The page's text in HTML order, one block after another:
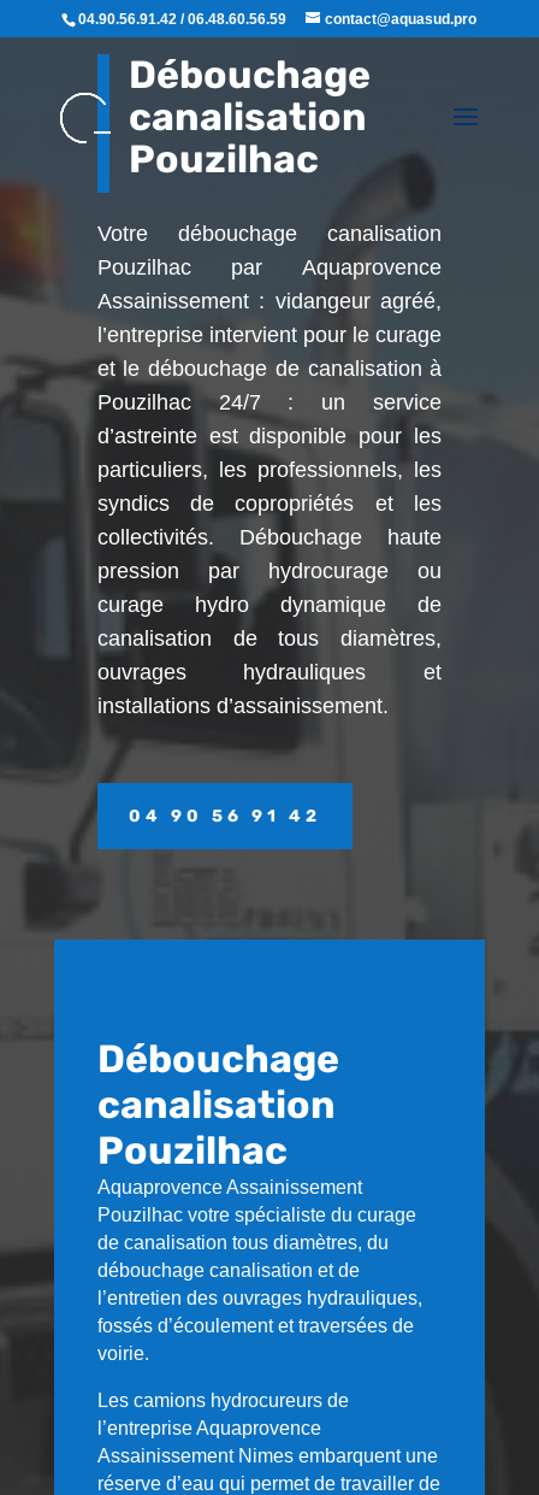
04.90.56.91.42 / 06.48.60.56.59 contact@aquasud.pro
Débouchage
canalisation
Pouzilhac
Votre débouchage canalisation
Pouzilhac par Aquaprovence
Assainissement : vidangeur agréé,
l’entreprise intervient pour le curage
et le débouchage de canalisation à
Pouzilhac24/7 : un service
d’astreinte est disponible pour les
particuliers, les professionnels, les
syndics de copropriétés et les
collectivités. Débouchage haute
pression par hydrocurage ou
curage hydro dynamique de
canalisation de tous diamètres,
ouvrages hydrauliques et
installations d’assainissement.
04 90 56 91 42
Débouchage
canalisation
Pouzilhac
Aquaprovence Assainissement
Pouzilhacvotre spécialiste du curage
de canalisation tous diamètres, du
débouchage canalisation et de
l’entretien des ouvrages hydrauliques,
fossés d’écoulement et traversées de
voirie.
Les camions hydrocureurs de
l’entreprise Aquaprovence
Assainissement Nimes embarquent une
réserve d’eau qui permet de travailler de